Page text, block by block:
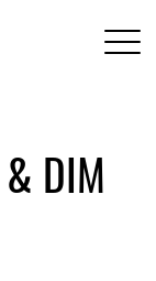
& DIM